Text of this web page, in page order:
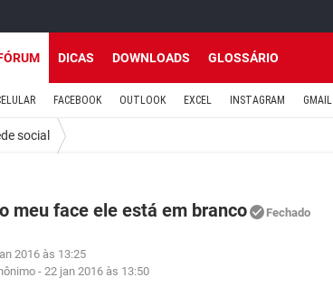
DICAS DOWNLOADS GLOSSÁRIO
FACEBOOK OUTLOOK EXCEL INSTAGRAM GMAIL
social
meu face ele está em branco Fechado
2016 às 13:25
-22 jan 2016 às 13:50